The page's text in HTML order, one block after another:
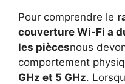
Pour comprendre le
couverture Wi-Fi a
les piècesnous
comportement
GHz et 5 GHz.